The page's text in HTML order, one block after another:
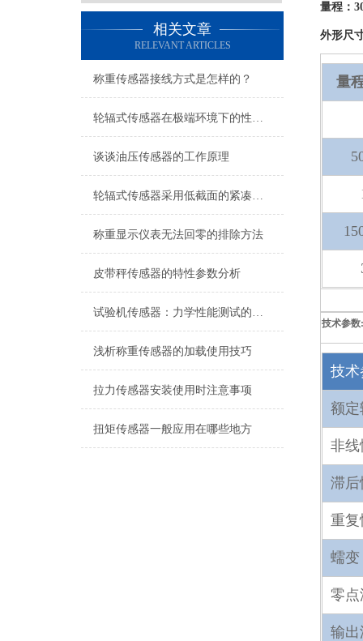
相关文章
RELEVANT ARTICLES
称重传感器接线方式是怎样的？
轮辐式传感器在极端环境下的性能表现如何？
谈谈油压传感器的工作原理
轮辐式传感器采用低截面的紧凑设计
称重显示仪表无法回零的排除方法
皮带秤传感器的特性参数分析
试验机传感器：力学性能测试的核心组件解析
浅析称重传感器的加载使用技巧
拉力传感器安装使用时注意事项
扭矩传感器一般应用在哪些地方
量程：
外形尺
量
技术参数:
技术
额定
非线
滞后
重复
蠕变
零
输出